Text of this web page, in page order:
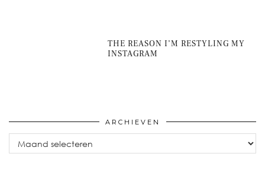
THE REASON I’M RESTYLING MY
INSTAGRAM
ARCHIEVEN
Archieven